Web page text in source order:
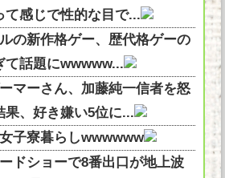
て感じで性的な目で...
の新作格ゲー、歴代格ゲーの
て話題にwwwww...
マーさん、加藤純一信者を怒
果、好き嫌い5位に...
子寮暮らしwwwwww
ドショーで8番出口が地上波